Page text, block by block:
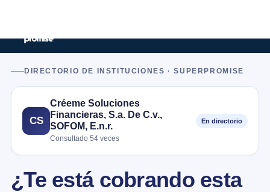
DIRECTORIO DE INSTITUCIONES · SUPERPROMISE
CS
Créeme Soluciones
Financieras, S.a. De C.v.,
SOFOM, E.n.r.
Consultado 54 veces
En directorio
¿Te está cobrando esta